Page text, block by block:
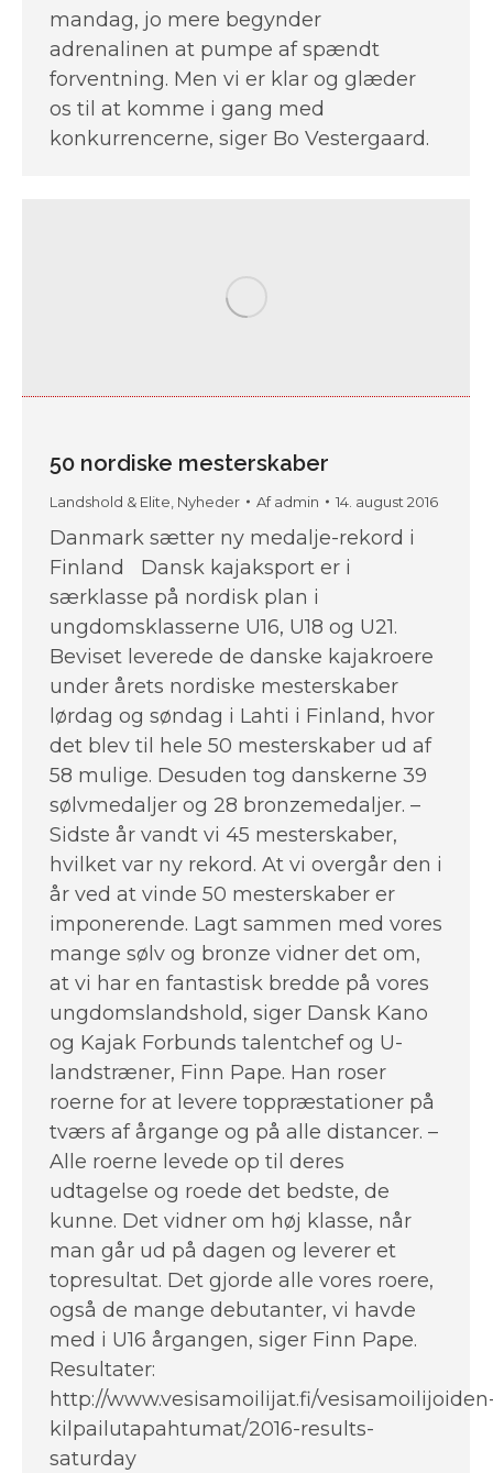
mandag, jo mere begynder
adrenalinen at pumpe af spændt
forventning. Men vi er klar og glæder
os til at komme i gang med
konkurrencerne, siger Bo Vestergaard.
50 nordiske mesterskaber
Landshold & Elite, Nyheder Afadmin 14. august 2016
Danmark sætter ny medalje-rekord i
Finland Dansk kajaksport er i
særklasse på nordisk plan i
ungdomsklasserne U16, U18 og U21.
Beviset leverede de danske kajakroere
under årets nordiske mesterskaber
lørdag og søndag i Lahti i Finland, hvor
det blev til hele 50 mesterskaber ud af
58 mulige. Desuden tog danskerne 39
sølvmedaljer og 28 bronzemedaljer. –
Sidste år vandt vi 45 mesterskaber,
hvilket var ny rekord. At vi overgår den i
år ved at vinde 50 mesterskaber er
imponerende. Lagt sammen med vores
mange sølv og bronze vidner det om,
at vi har en fantastisk bredde på vores
ungdomslandshold, siger Dansk Kano
og Kajak Forbunds talentchef og U-
landstræner, Finn Pape. Han roser
roerne for at levere toppræstationer på
tværs af årgange og på alle distancer. –
Alle roerne levede op til deres
udtagelse og roede det bedste, de
kunne. Det vidner om høj klasse, når
man går ud på dagen og leverer et
topresultat. Det gjorde alle vores roere,
også de mange debutanter, vi havde
med i U16 årgangen, siger Finn Pape.
Resultater:
http://www.vesisamoilijat.fi/
kilpailutapahtumat/2016-results-
saturday